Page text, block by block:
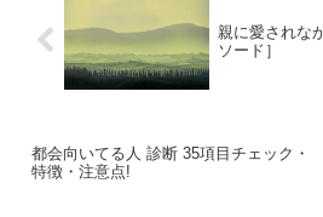
親に愛されな
ソード］
都会向いてる人 診断 35項目チェック・
特徴・注意点!